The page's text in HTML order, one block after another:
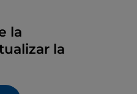
la
la